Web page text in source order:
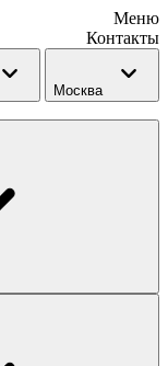
Меню
Контакты
Москва